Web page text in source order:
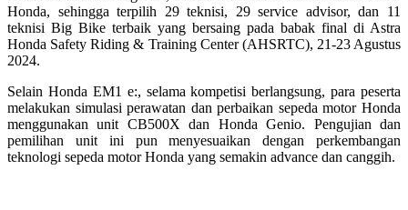
Honda, sehingga terpilih 29 teknisi, 29 service advisor, dan 11
teknisi Big Bike terbaik yang bersaing pada babak final di Astra
Honda Safety Riding & Training Center (AHSRTC), 21-23 Agustus
2024.
Selain Honda EM1 e:, selama kompetisi berlangsung, para peserta
melakukan simulasi perawatan dan perbaikan sepeda motor Honda
menggunakan unit CB500X dan Honda Genio. Pengujian dan
pemilihan unit ini pun menyesuaikan dengan perkembangan
teknologi sepeda motor Honda yang semakin advance dan canggih.